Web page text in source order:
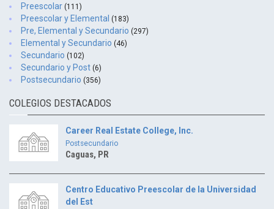
Preescolar (111)
Preescolar y Elemental (183)
Pre, Elemental y Secundario (297)
Elemental y Secundario (46)
Secundario (102)
Secundario y Post (6)
Postsecundario (356)
COLEGIOS DESTACADOS
Career Real Estate College, Inc.
Postsecundario
Caguas, PR
Centro Educativo Preescolar de la Universidad
del Est